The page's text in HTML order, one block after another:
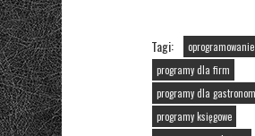
Tagi:
programy dla firm
programy dla
programy księgowe